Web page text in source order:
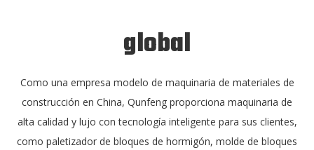
global
Como una empresa modelo de maquinaria de materiales de
construcción en China, Qunfeng proporciona maquinaria de
alta calidad y lujo con tecnología inteligente para sus clientes,
como paletizador de bloques de hormigón, molde de bloques